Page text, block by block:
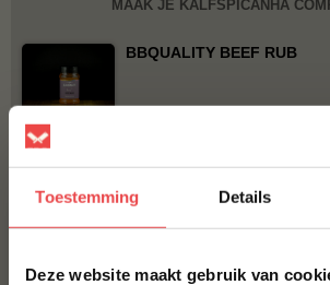
Toestemming Details
Deze website maakt gebruik van
MAAK JE KALFSPICANHA
BBQUALITY BEEF RUB